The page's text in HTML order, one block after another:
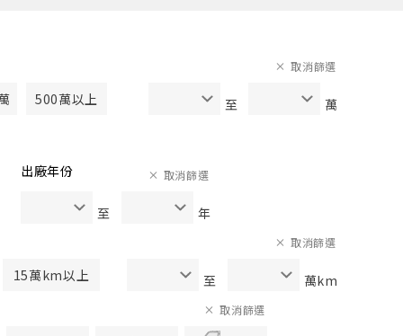
500萬以上 至 萬
取消篩選
出廠年份
至 年
取消篩選
15萬km以上 至 萬km
取消篩選
取消篩選